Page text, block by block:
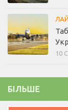
10
БІЛЬШЕ